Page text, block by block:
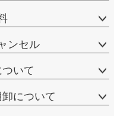
ンセル
いて
について